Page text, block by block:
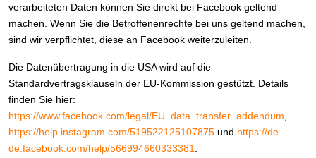
verarbeiteten Daten können Sie direkt bei Facebook geltend
machen. Wenn Sie die Betroffenenrechte bei uns geltend machen,
sind wir verpflichtet, diese an Facebook weiterzuleiten.
Die Datenübertragung in die USA wird auf die
Standardvertragsklauseln der EU-Kommission gestützt. Details
finden Sie hier:
https://www.facebook.com/legal/EU_data_transfer_addendum
https://help.instagram.com/519522125107875 und https://de-
de.facebook.com/help/566994660333381